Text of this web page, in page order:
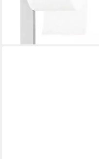
159,95 €
lieferbar - in 2-3 Werktagen bei dir